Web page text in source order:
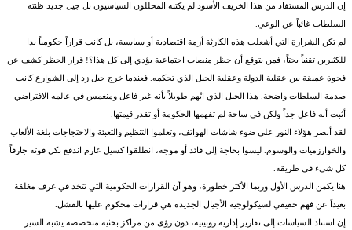
إن الدرس المستفاد من هذا الخريف الأسود لم يكتبه المحللون السياسيون بل جيل جديد ظنته
السلطات غائباً عن الوعي.
لم تكن الشرارة التي أشعلت هذه الكارثة أزمة اقتصادية أو سياسية، بل كانت قراراً حكومياً بدا
للكثيرين تقنياً بحتاً، فمن يتوقع أن حظر منصات اجتماعية يؤدي إلى كل هذا؟! قرار الحظر كشف عن
فجوة عميقة بين عقلية الدولة وعقلية الجيل الذي تحكمه. فعندما خرج جيل زد إلى الشوارع كانت
صدمة السلطات واضحة. هذا الجيل الذي اتُهم طويلاً بأنه غير فاعل ومنغمس في عالمه الافتراضي
أثبت أنه فاعل جداً ولكن في ساحة لم تفهمها الحكومة أو تقدر قيمتها.
لقد أبصر هؤلاء النور على ضوء شاشات الهواتف، وتعلموا التنظيم والتعبئة والاحتجاجات بلغة الألعاب
والخوارزميات والوسوم. ليسوا بحاجة إلى قائد أو موجه، انطلقوا كسيل عارم اندفع بكل قوته جارفاً
كل شيء في طريقه.
هنا يكمن الدرس الأول وربما الأكثر خطورة، وهو أن القرارات الحكومية التي تتخذ في غرف مغلقة
بعيداً عن فهم حقيقي لسيكولوجية الأجيال الجديدة هي قرارات محكوم عليها بالفشل.
إن استناد السياسات إلى تقارير إدارية روتينية، دون رؤى من مراكز بحثية متخصصة يشبه السير